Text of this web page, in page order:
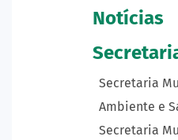
Notícias
Secretaria
Ambiente e
Secretaria